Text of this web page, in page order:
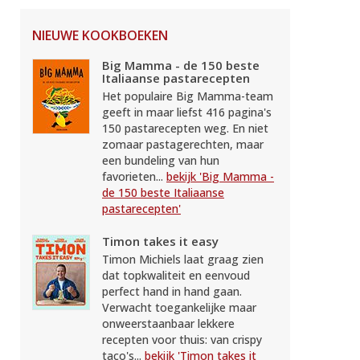
NIEUWE KOOKBOEKEN
Big Mamma - de 150 beste
Italiaanse pastarecepten
Het populaire Big Mamma-team
geeft in maar liefst 416 pagina's
150 pastarecepten weg. En niet
zomaar pastagerechten, maar
een bundeling van hun
favorieten... bekijk 'Big Mamma -
de 150 beste Italiaanse
pastarecepten'
Timon takes it easy
Timon Michiels laat graag zien
dat topkwaliteit en eenvoud
perfect hand in hand gaan.
Verwacht toegankelijke maar
onweerstaanbaar lekkere
recepten voor thuis: van crispy
taco's... bekijk 'Timon takes it